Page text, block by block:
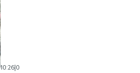
10:26 0